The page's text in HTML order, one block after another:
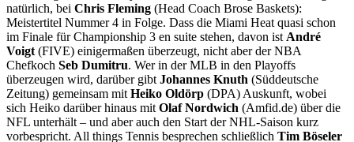
natürlich, bei Chris Fleming (Head Coach Brose Baskets):
Meistertitel Nummer 4 in Folge. Dass die Miami Heat quasi schon
im Finale für Championship 3 en suite stehen, davon ist André
Voigt (FIVE) einigermaßen überzeugt, nicht aber der NBA
Chefkoch Seb Dumitru. Wer in der MLB in den Playoffs
überzeugen wird, darüber gibt Johannes Knuth (Süddeutsche
Zeitung) gemeinsam mit Heiko Oldörp (DPA) Auskunft, wobei
sich Heiko darüber hinaus mit Olaf Nordwich (Amfid.de) über die
NFL unterhält – und aber auch den Start der NHL-Saison kurz
vorbespricht. All things Tennis besprechen schließlich Tim Böseler